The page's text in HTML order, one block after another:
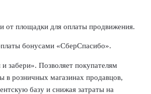
от площадки для оплаты продвижения.
бонусами «СберCпасибо».
забери». Позволяет покупателям
в розничных магазинах продавцов,
базу и снижая затраты на